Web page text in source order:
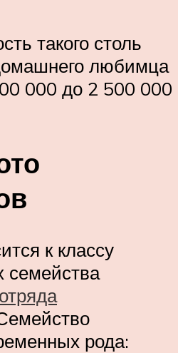
такого столь
любимца
000 до 2 500 000
к классу
отряда
рода: